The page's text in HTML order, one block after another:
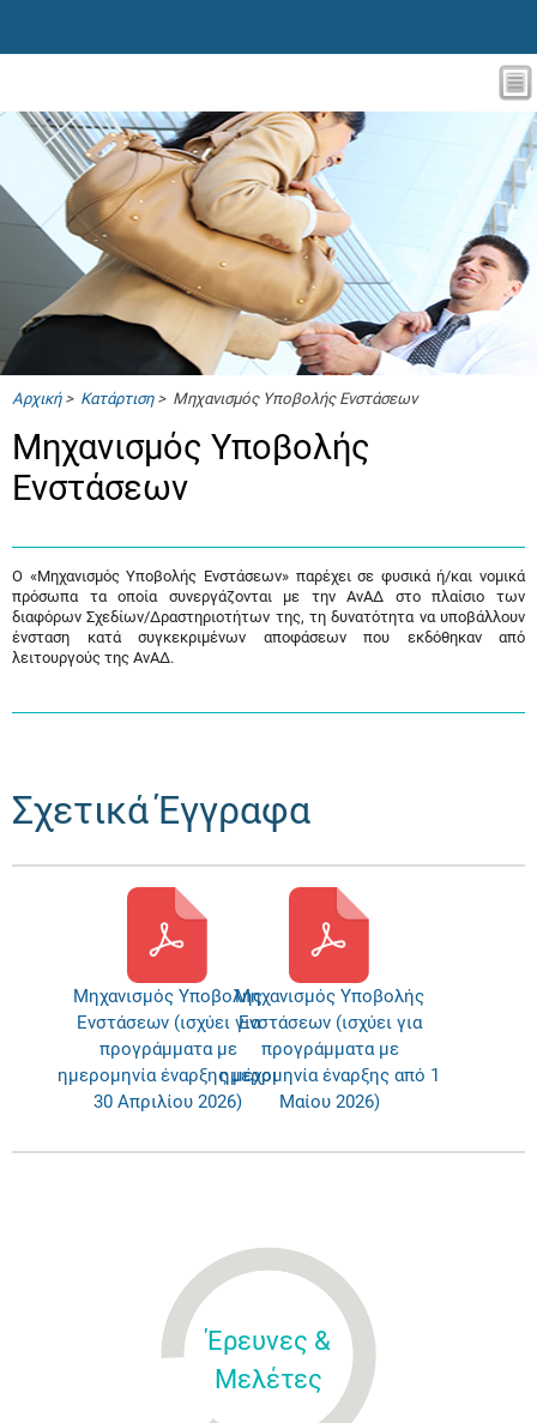
Αρχική> Κατάρτιση> Μηχανισμός Υποβολής Ενστάσεων
Μηχανισμός Υποβολής
Ενστάσεων
Ο «Μηχανισμός Υποβολής Ενστάσεων» παρέχει σε φυσικά ή/και νομικά
πρόσωπα τα οποία συνεργάζονται με την ΑνΑΔ στο πλαίσιο των
διαφόρων Σχεδίων/Δραστηριοτήτων της, τη δυνατότητα να υποβάλλουν
ένσταση κατά συγκεκριμένων αποφάσεων που εκδόθηκαν από
λειτουργούς της ΑνΑΔ.
Σχετικά Έγγραφα
Μηχανισμός Υποβολής
Ενστάσεων (ισχύει για
προγράμματα με
ημερομηνία έναρξης μέχρι
30 Απριλίου 2026)
Μηχανισμός Υποβολής
Ενστάσεων (ισχύει για
προγράμματα με
ημερομηνία έναρξης από 1
Μαίου 2026)
Έρευνες &
Μελέτες